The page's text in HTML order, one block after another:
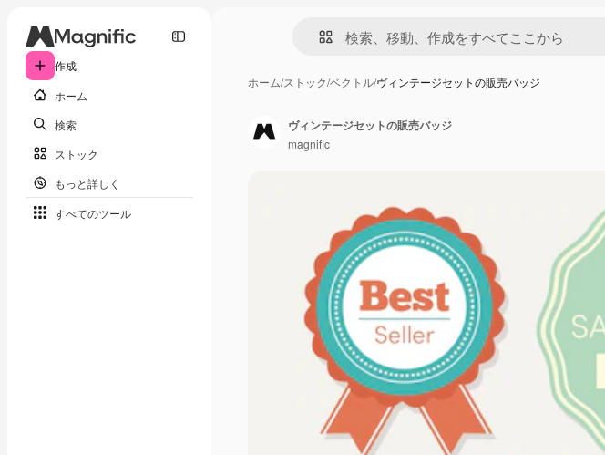
作成
ホーム
検索
ストック
もっと詳しく
すべてのツール
ホーム/ストック/ベクトル/ヴィンテージセットの販売バッジ
ヴィンテージセットの販売バッジ
magnific